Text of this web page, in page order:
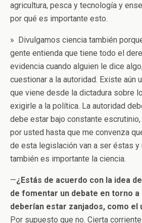
agricultura, pesca y tecnología y
por qué es importante esto.
» Divulgamos ciencia también
gente entienda que tiene todo el
evidencia cuando alguien le dice
cuestionar a la autoridad. Existe aún
que viene desde la dictadura sobre
exigirle a la política. La autoridad
debe estar bajo constante escrutinio,
por usted hasta que me convenza
de esta legislación van a ser éstas y
también es importante la ciencia.
—¿Estás de acuerdo con la idea
de fomentar un debate en torno a
deberían estar zanjados, como el
Por supuesto que no. Cierta